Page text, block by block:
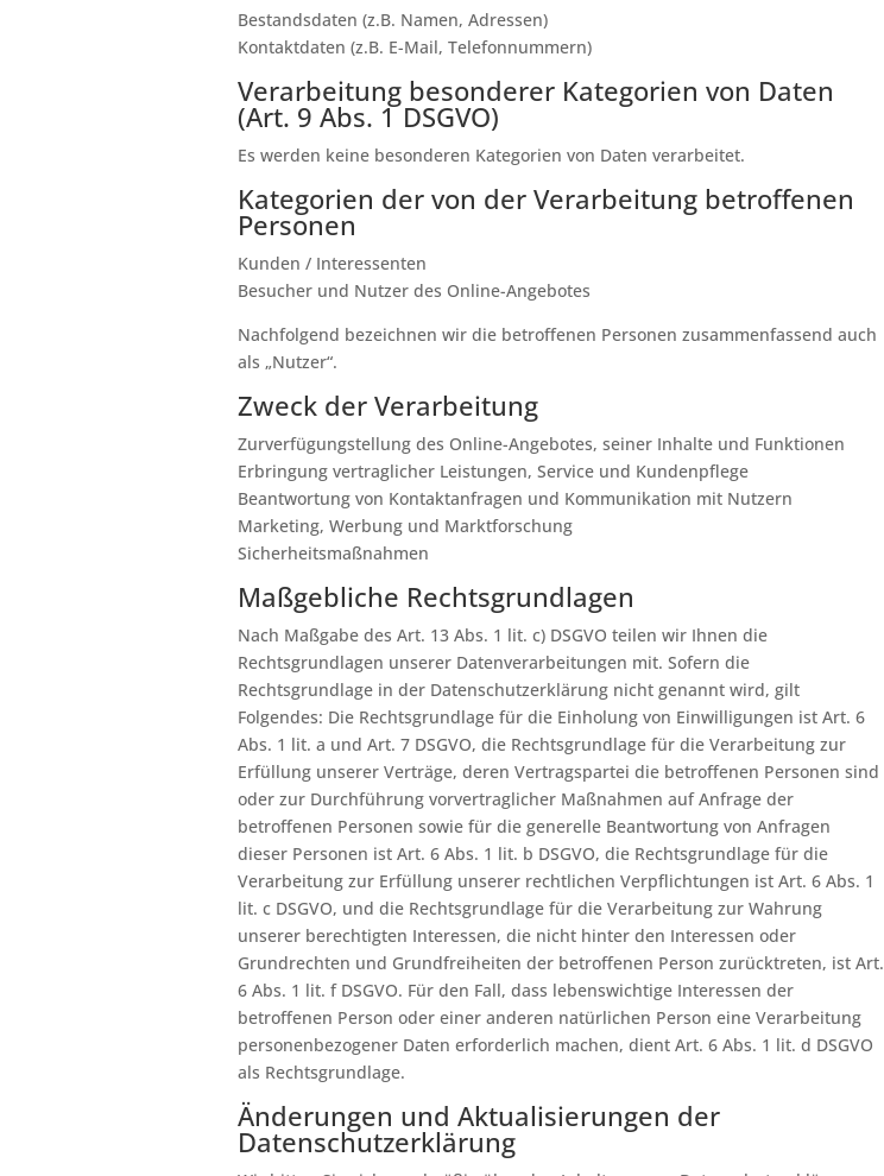
Bestandsdaten (z.B. Namen, Adressen)
Kontaktdaten (z.B. E-Mail, Telefonnummern)
Verarbeitung besonderer Kategorien von Daten
(Art. 9 Abs. 1 DSGVO)
Es werden keine besonderen Kategorien von Daten verarbeitet.
Kategorien der von der Verarbeitung betroffenen
Personen
Kunden / Interessenten
Besucher und Nutzer des Online-Angebotes
Nachfolgend bezeichnen wir die betroffenen Personen zusammenfassend auch
als „Nutzer“.
Zweck der Verarbeitung
Zurverfügungstellung des Online-Angebotes, seiner Inhalte und Funktionen
Erbringung vertraglicher Leistungen, Service und Kundenpflege
Beantwortung von Kontaktanfragen und Kommunikation mit Nutzern
Marketing, Werbung und Marktforschung
Sicherheitsmaßnahmen
Maßgebliche Rechtsgrundlagen
Nach Maßgabe des Art. 13 Abs. 1 lit. c) DSGVO teilen wir Ihnen die
Rechtsgrundlagen unserer Datenverarbeitungen mit. Sofern die
Rechtsgrundlage in der Datenschutzerklärung nicht genannt wird, gilt
Folgendes: Die Rechtsgrundlage für die Einholung von Einwilligungen ist Art. 6
Abs. 1 lit. a und Art. 7 DSGVO, die Rechtsgrundlage für die Verarbeitung zur
Erfüllung unserer Verträge, deren Vertragspartei die betroffenen Personen sind
oder zur Durchführung vorvertraglicher Maßnahmen auf Anfrage der
betroffenen Personen sowie für die generelle Beantwortung von Anfragen
dieser Personen ist Art. 6 Abs. 1 lit. b DSGVO, die Rechtsgrundlage für die
Verarbeitung zur Erfüllung unserer rechtlichen Verpflichtungen ist Art. 6 Abs. 1
lit. c DSGVO, und die Rechtsgrundlage für die Verarbeitung zur Wahrung
unserer berechtigten Interessen, die nicht hinter den Interessen oder
Grundrechten und Grundfreiheiten der betroffenen Person zurücktreten, ist Art.
6 Abs. 1 lit. f DSGVO. Für den Fall, dass lebenswichtige Interessen der
betroffenen Person oder einer anderen natürlichen Person eine Verarbeitung
personenbezogener Daten erforderlich machen, dient Art. 6 Abs. 1 lit. d DSGVO
als Rechtsgrundlage.
Änderungen und Aktualisierungen der
Datenschutzerklärung